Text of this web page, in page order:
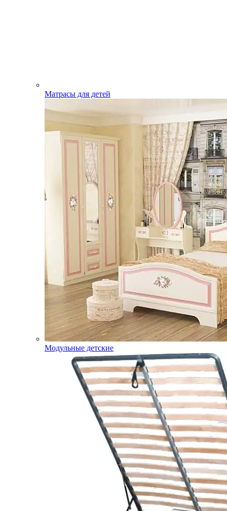
Матрасы для детей
Модульные детские